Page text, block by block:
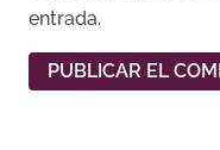
entrada.